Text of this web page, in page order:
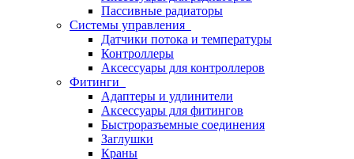
Пассивные радиаторы
Системы управления
Датчики потока и температуры
Контроллеры
Аксессуары для контроллеров
Фитинги
Адаптеры и удлинители
Аксессуары для фитингов
Быстроразъемные соединения
Заглушки
Краны